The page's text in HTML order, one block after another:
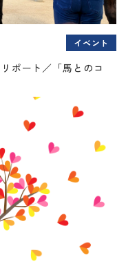
イベント
ポート／「馬とのコ